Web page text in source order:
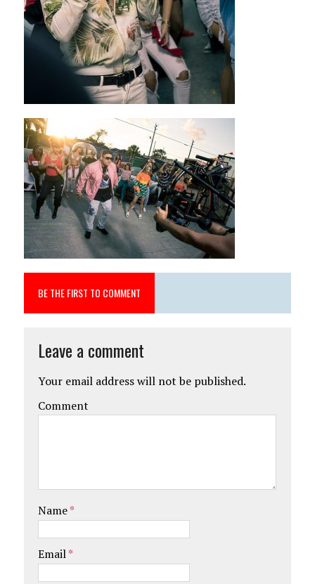
BE THE FIRST TO COMMENT
Leave a comment
Your email address will not be published.
Comment
Name*
Email*